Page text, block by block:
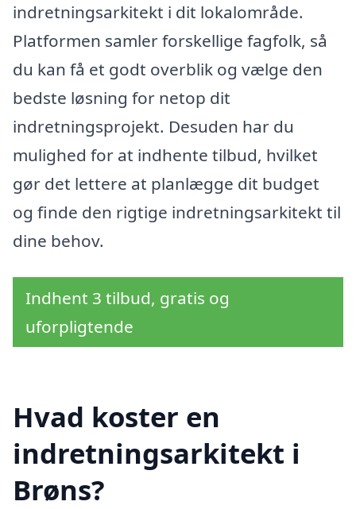
indretningsarkitekt i dit lokalområde.
Platformen samler forskellige fagfolk, så
du kan få et godt overblik og vælge den
bedste løsning for netop dit
indretningsprojekt. Desuden har du
mulighed for at indhente tilbud, hvilket
gør det lettere at planlægge dit budget
og finde den rigtige indretningsarkitekt til
dine behov.
Indhent 3 tilbud, gratis og
uforpligtende
Hvad koster en
indretningsarkitekt i
Brøns?